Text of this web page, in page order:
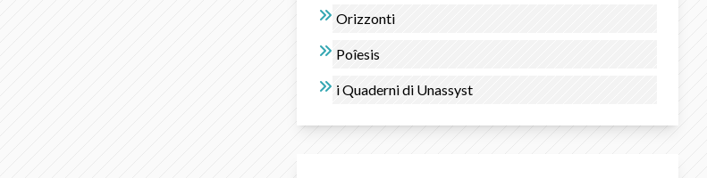
Orizzonti
Poîesis
i Quaderni di Unassyst